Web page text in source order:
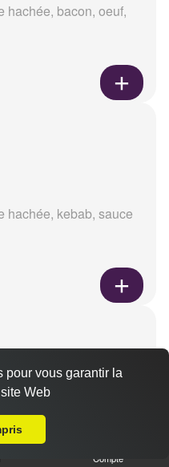
hachée, bacon, oeuf,
hachée, kebab, sauce
viande hachée,
Compte
pour vous garantir la
Web